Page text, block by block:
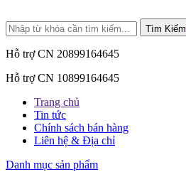
Tìm Kiếm
Hỗ trợ CN 20899164645
Hỗ trợ CN 10899164645
Trang chủ
Tin tức
Chính sách bán hàng
Liên hệ & Địa chỉ
Danh mục sản phẩm